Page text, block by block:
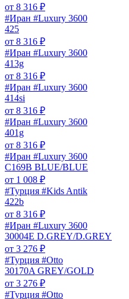
от 8 316 ₽
#Иран #Luxury 3600
425
от 8 316 ₽
#Иран #Luxury 3600
413g
от 8 316 ₽
#Иран #Luxury 3600
414si
от 8 316 ₽
#Иран #Luxury 3600
401g
от 8 316 ₽
#Иран #Luxury 3600
C169B BLUE/BLUE
от 1 008 ₽
#Турция #Kids Antik
422b
от 8 316 ₽
#Иран #Luxury 3600
30004E D.GREY/D.GREY
от 3 276 ₽
#Турция #Otto
30170A GREY/GOLD
от 3 276 ₽
#Турция #Otto